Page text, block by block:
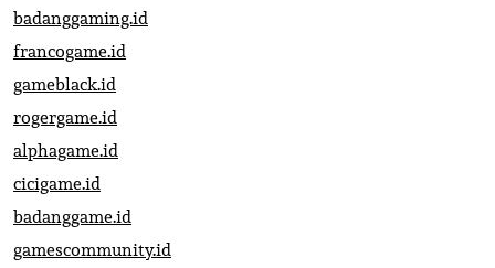
badanggaming.id
francogame.id
gameblack.id
rogergame.id
alphagame.id
cicigame.id
badanggame.id
gamescommunity.id